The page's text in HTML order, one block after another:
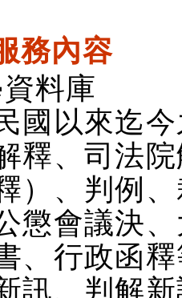
務內容
料庫
國以來迄
釋、司法
）、判例
懲會議決
、行政函
訊、判解